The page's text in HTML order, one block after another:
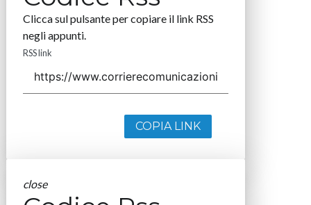
Clicca sul pulsante per copiare il link RSS
negli appunti.
RSS link
COPIA LINK
close